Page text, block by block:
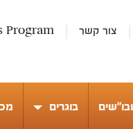
צור קשר Program
בוגרים